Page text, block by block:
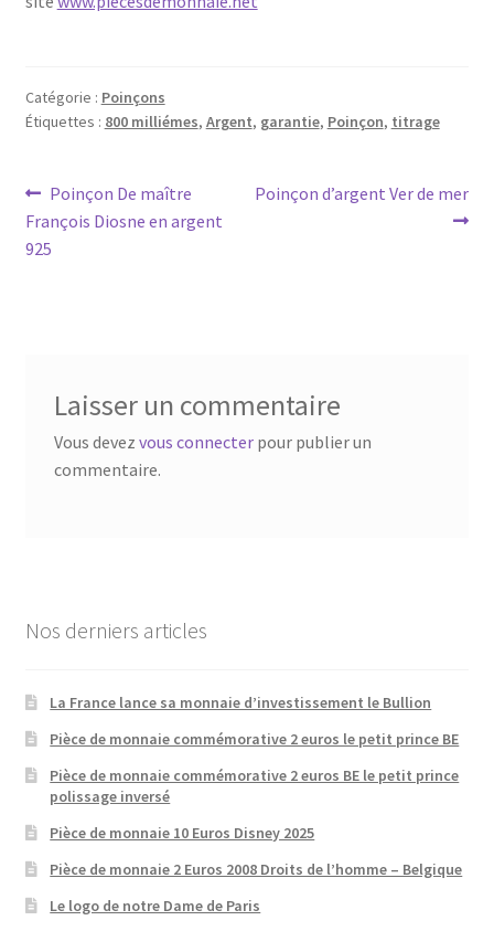
Catégorie : Poinçons
Étiquettes : 800 milliémes, Argent, garantie, Poinçon, titrage
Poinçon De maître
François Diosne en argent
925
Poinçon d’argent Ver de mer
Laisser un commentaire
Vous devez vous connecterpour publier un
commentaire.
Nos derniers articles
La France lance sa monnaie d’investissement le Bullion
Pièce de monnaie commémorative 2 euros le petit prince BE
Pièce de monnaie commémorative 2 euros BE le petit prince
polissage inversé
Pièce de monnaie 10 Euros Disney 2025
Pièce de monnaie 2 Euros 2008 Droits de l’homme – Belgique
Le logo de notre Dame de Paris